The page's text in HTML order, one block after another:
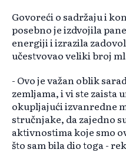
Govoreći o sadržaju i
posebno je izdvojila
energiji i izrazila
učestvovao veliki broj
- Ovo je važan oblik
zemljama, i vi ste zaista
okupljajući izvanredne
stručnjake, da zajedno
aktivnostima koje smo
što sam bila dio toga -